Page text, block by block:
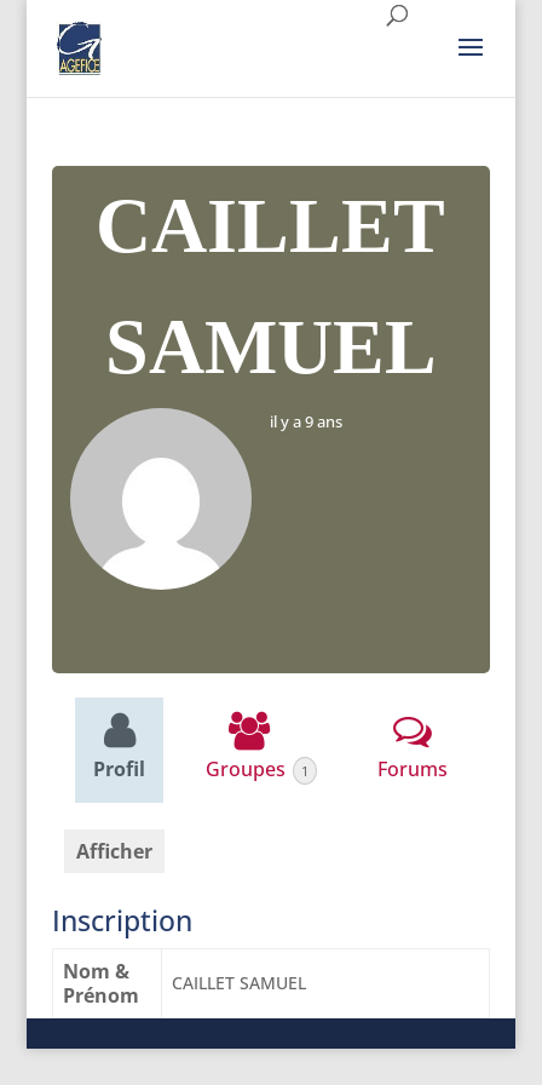
CAILLET
SAMUEL
il y a 9 ans
Profil Groupes 1 Forums
Afficher
Inscription
Nom &
Prénom
CAILLET SAMUEL